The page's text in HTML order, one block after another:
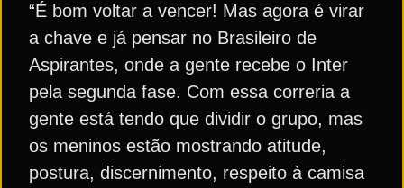
“É bom voltar a vencer! Mas agora é virar
a chave e já pensar no Brasileiro de
Aspirantes, onde a gente recebe o Inter
pela segunda fase. Com essa correria a
gente está tendo que dividir o grupo, mas
os meninos estão mostrando atitude,
postura, discernimento, respeito à camisa